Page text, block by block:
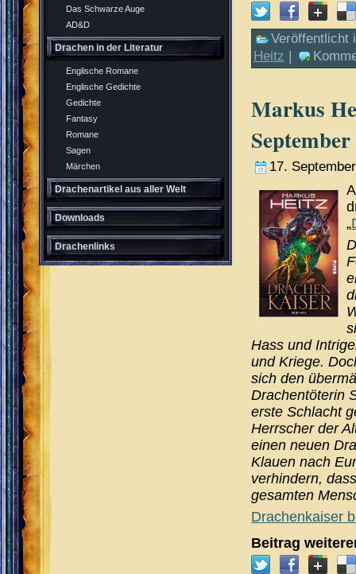
Das Schwarze Auge
AD&D
Drachen in der Literatur
Englische Romane
Englische Gedichte
Gedichte
Fantasy
Romane
Sagen
Märchen
Drachenartikel aus aller Welt
Downloads
Drachenlinks
Veröffentlicht
Heitz |
Markus
September
17.
„
Hass und
und Kriege.
sich den
Drachentöterin
erste Schlacht
Herrscher der
einen neuen
Klauen nach
verhindern,
gesamten
Drachenkaiser
Beitrag